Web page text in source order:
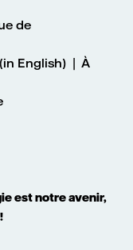
de
English)|À
est notre avenir,